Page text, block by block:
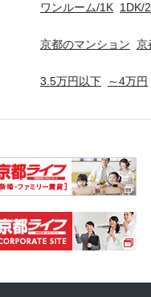
ワンルーム/1K 1DK/
京都のマンション 京
3.5万円以下 ～4万円